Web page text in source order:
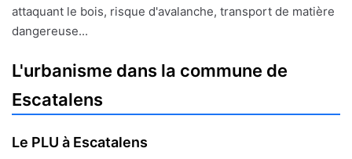
attaquant le bois, risque d'avalanche, transport de matière
dangereuse...
L'urbanisme dans la commune de
Escatalens
Le PLU à Escatalens